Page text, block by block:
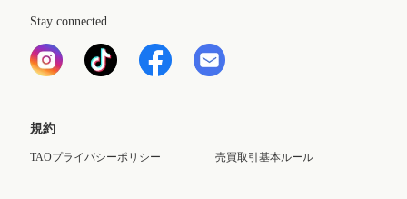
Stay connected
規約
TAOプライバシーポリシー 売買取引基本ルール